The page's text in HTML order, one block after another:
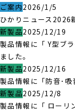
ご案内2026/1/5
ひかりニュース2026
新製品2025/12/19
製品情報に「 Y型ブ
ました。
新製品2025/12/16
製品情報に「防音･吸
新製品2025/12/8
製品情報に「 ローリ